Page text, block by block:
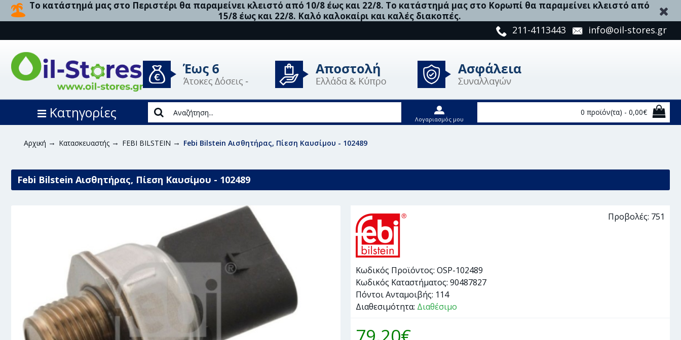
Το κατάστημά μας στο Περιστέρι θα παραμείνει κλειστό από 10/8 έως και 22/8. Το κατάστημά μας στο Κορωπί θα παραμείνει κλειστό από
15/8 έως και 22/8. Καλό καλοκαίρι και καλές διακοπές.
211-4113443 info@oil-stores.gr
Κατηγορίες Λογαριασμός μου
0 προϊόν(τα) - 0,00€
Αρχική Κατασκευαστής FEBI BILSTEIN Febi Bilstein Αισθητήρας, Πίεση Καυσίμου - 102489
Febi Bilstein Αισθητήρας, Πίεση Καυσίμου - 102489
Προβολές: 751
Κωδικός Προϊόντος: OSP-102489
Κωδικός Καταστήματος: 90487827
Πόντοι Ανταμοιβής: 114
Διαθεσιμότητα: Διαθέσιμο